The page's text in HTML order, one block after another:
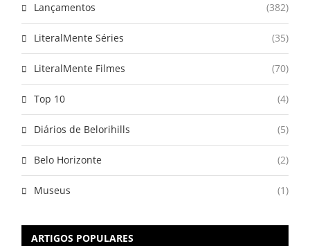
Lançamentos (382)
LiteralMente Séries (35)
LiteralMente Filmes (70)
Top 10 (4)
Diários de Belorihills (5)
Belo Horizonte (2)
Museus (1)
ARTIGOS POPULARES